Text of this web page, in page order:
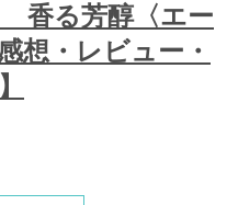
香る芳醇〈エー
想・レビュー・